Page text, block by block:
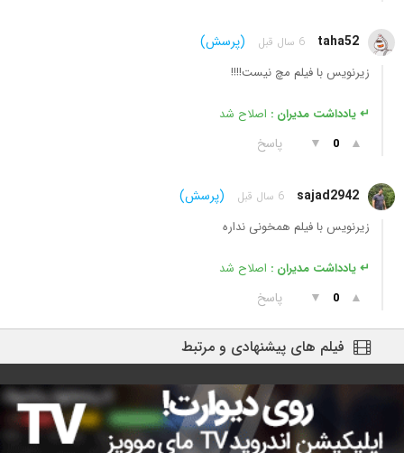
taha52 6 سال قبل (پرسش)
زیرنویس با فیلم مچ نیست!!!!
↵ یادداشت مدیران : اصلاح شد
▲
0
▼ پاسخ
sajad2942 6 سال قبل (پرسش)
زیرنویس با فیلم همخونی نداره
↵ یادداشت مدیران : اصلاح شد
▲
0
▼ پاسخ
فیلم های پیشنهادی و مرتبط